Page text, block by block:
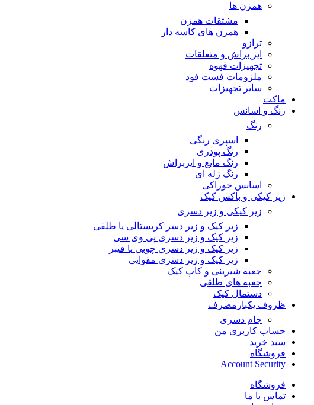
همزن ها
مشتقات همزن
همزن های کاسه دار
ترازو
ایر براش و متعلقات
تجهیزات قهوه
ملزومات فست فود
سایر تجهیزات
ماکت
رنگ و اسانس
رنگ
اسپری رنگی
رنگ پودری
رنگ مایع و ایربراش
رنگ ژله ای
اسانس خوراکی
زیر کیکی و باکس کیک
زیر کیکی و زیر دسری
زیر کیک و زیر دسر کریستالی یا طلقی
زیر کیک و زیر دسری پی وی سی
زیر کیک و زیر دسری چوبی یا فیبر
زیر کیک و زیر دسری مقوایی
جعبه شیرینی و کاپ کیک
جعبه های طلقی
دستمال کیک
ظروف یکبارمصرف
جام دسری
حساب کاربری من
سبد خرید
فروشگاه
Account Security
فروشگاه
تماس با ما